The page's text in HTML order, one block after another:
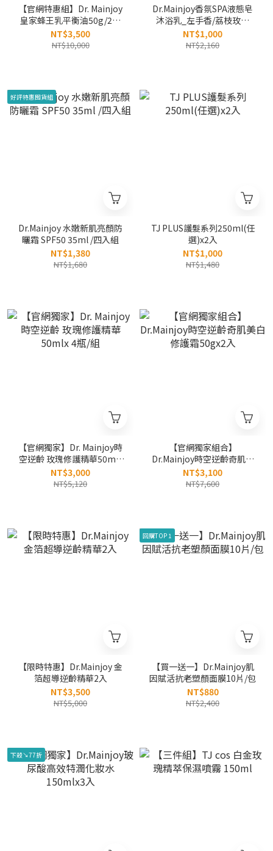
【官網特惠組】Dr. Mainjoy
皇家蜂王乳平衡油50g/2入
組
NT$3,500
NT$10,000
Dr.Mainjoy香氛SPA液態皂
沐浴乳_左手香/荔枝玫瑰
(綠)x3入組
NT$1,000
NT$2,160
好評特惠囤貨組
Dr.Mainjoy 水嫩新肌亮顏防
曬霜 SPF50 35ml /四入組
NT$1,380
NT$1,680
TJ PLUS護髮系列250ml(任
選)x2入
NT$1,000
NT$1,480
【官網獨家】Dr. Mainjoy時
空逆齡 玫瑰修護精華50mlx
4瓶/組
NT$3,000
NT$5,120
【官網獨家組合】
Dr.Mainjoy時空逆齡奇肌美
白修護霜50gx2入
NT$3,100
NT$7,600
【限時特惠】Dr.Mainjoy 金
箔超導逆齡精華2入
NT$3,500
NT$5,000
回購TOP 1
【買一送一】Dr.Mainjoy肌
因賦活抗老塑顏面膜10片/包
NT$880
NT$2,400
下殺↘77折